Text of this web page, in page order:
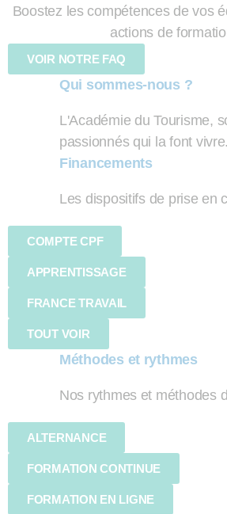
Boostez les compétences de vos
actions de
VOIR NOTRE FAQ
Qui sommes-nous ?
L'Académie du Tourisme,
passionnés qui la font vivre.
Financements
Les dispositifs de prise en
COMPTE CPF
APPRENTISSAGE
FRANCE TRAVAIL
TOUT VOIR
Méthodes et rythmes
Nos rythmes et méthodes
ALTERNANCE
FORMATION CONTINUE
FORMATION EN LIGNE